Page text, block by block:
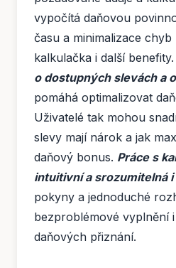
vypočítá daňovou
času a minimalizace
kalkulačka i další benefity.
o dostupných slevách a
pomáhá optimalizovat
Uživatelé tak mohou
slevy mají nárok a jak
daňový bonus. Práce s
intuitivní a srozumitelná
pokyny a jednoduché
bezproblémové vyplnění
daňových přiznání.